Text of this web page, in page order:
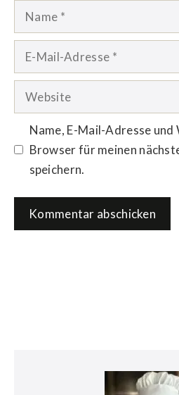
Name
Website
Name, E-Mail-Adresse und
Browser für meinen
speichern.